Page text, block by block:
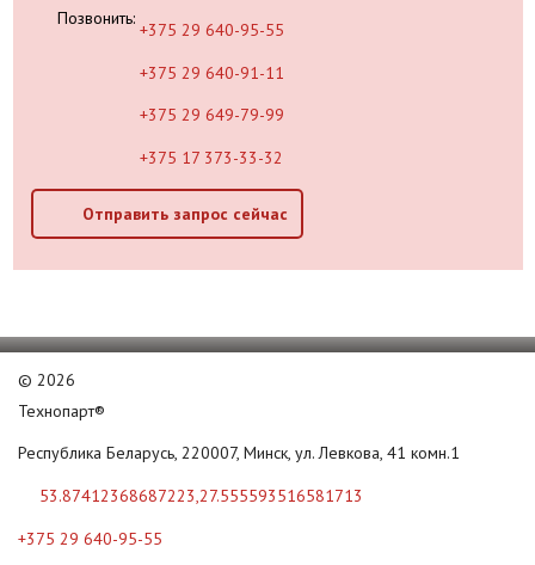
Позвонить:
+375 29 640-95-55
+375 29 640-91-11
+375 29 649-79-99
+375 17 373-33-32
Отправить запрос сейчас
© 2026
Технопарт®
Республика Беларусь, 220007, Минск, ул. Левкова, 41 комн.1
53.87412368687223,27.555593516581713
+375 29 640-95-55